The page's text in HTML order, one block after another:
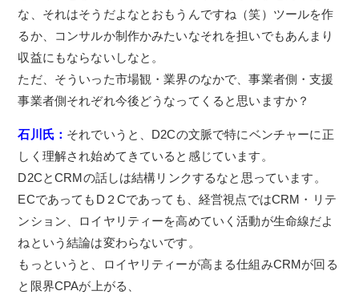
な、それはそうだよなとおもうんですね（笑）ツールを作
るか、コンサルか制作かみたいなそれを担いでもあんまり
収益にもならないしなと。
ただ、そういった市場観・業界のなかで、事業者側・支援
事業者側それぞれ今後どうなってくると思いますか？
石川氏： それでいうと、D2Cの文脈で特にベンチャーに正
しく理解され始めてきていると感じています。
D2CとCRMの話しは結構リンクするなと思っています。
ECであってもD２Cであっても、経営視点ではCRM・リテ
ンション、ロイヤリティーを高めていく活動が生命線だよ
ねという結論は変わらないです。
もっというと、ロイヤリティーが高まる仕組みCRMが回る
と限界CPAが上がる、